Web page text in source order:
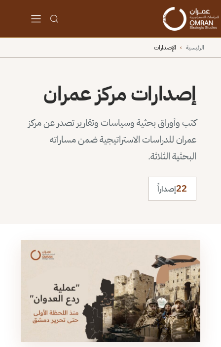
الرئيسية › الإصدارات
إصدارات مركز عمران
كتب وأوراق بحثية وسياسات وتقارير تصدر عن مركز
عمران للدراسات الاستراتيجية ضمن مساراته
البحثية الثلاثة.
22إصداراً